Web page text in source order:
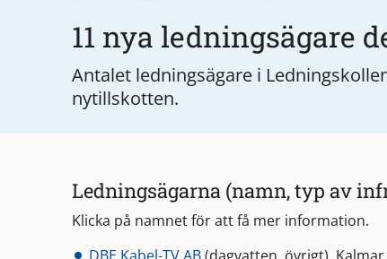
11 nya ledningsägare
Antalet ledningsägare i
nytillskotten.
Ledningsägarna (namn, typ av
Klicka på namnet för att få mer information.